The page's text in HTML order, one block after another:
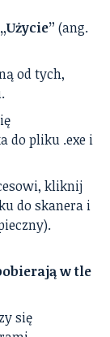
„Użycie” (ang.
od tych,
do pliku .exe i
kliknij
do skanera i
w tle
się